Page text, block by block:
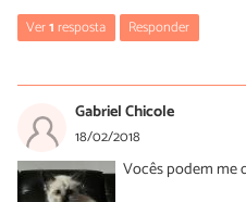
Ver1resposta Responder
22/03/2018
Olá, Milena.
Apesar de ter o gene siamês,
Siamês puro, então é um
Gabriel Chicole
18/02/2018
Vocês podem me